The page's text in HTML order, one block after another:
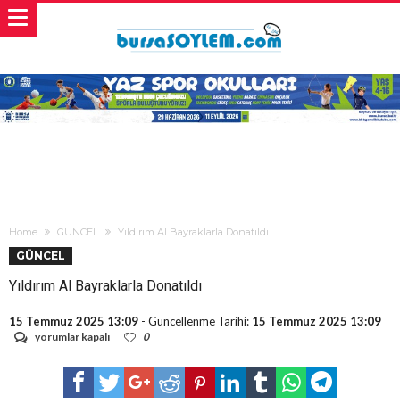
Home GÜNCEL Yıldırım Al Bayraklarla Donatıldı
GÜNCEL
Yıldırım Al Bayraklarla Donatıldı
15 Temmuz 2025 13:09 - Guncellenme Tarihi: 15 Temmuz 2025 13:09
Yıldırım
Bayraklarla
Donatıldı
yorumlar kapalı 0